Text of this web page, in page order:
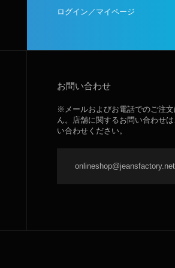
ログイン／マイページ
お問い合わせ
※メールおよびお電話でのご注
ん。店舗に関するお問い合わせ
い合わせください。
onlineshop@jeansfactory.net